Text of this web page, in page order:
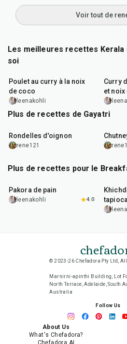
Voir tout de
Les meilleures recettes Kerala
soi
35
Poulet au curry à la noix
de coco
leenakohli
Curry
et
Plus de recettes de Gayatri
Rondelles d'oignon
rene121
Plus de recettes pour le
Pakora de pain
leenakohli 4.0
© 2023-26 Chefadora Pty Ltd,
Marnirni-apinthi Building, Lot
North Terrace, Adelaide, South
Australia
Follow Us
About Us
What's Chefadora?
Chefadora AI